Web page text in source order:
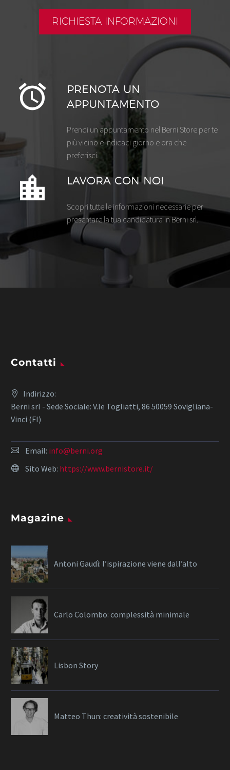
RICHIESTA INFORMAZIONI
PRENOTA UN
APPUNTAMENTO
Prendi un appuntamento nel Berni Store per te
più vicino e indicaci giorno e ora che
preferisci.
LAVORA CON NOI
Scopri tutte le informazioni necessarie per
presentare la tua candidatura in Berni srl.
Contatti
Indirizzo:
Berni srl - Sede Sociale: V.le Togliatti, 86 50059 Sovigliana-
Vinci (FI)
Email: info@berni.org
Sito Web: https://www.bernistore.it/
Magazine
Antoni Gaudì: l’ispirazione viene dall’alto
Carlo Colombo: complessità minimale
Lisbon Story
Matteo Thun: creatività sostenibile